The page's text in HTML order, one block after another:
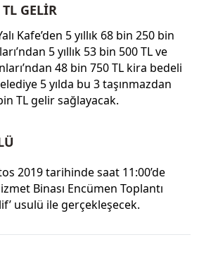
GELİR
Kafe’den 5 yıllık 68 bin 250 bin
5 yıllık 53 bin 500 TL ve
48 bin 750 TL kira bedeli
5 yılda bu 3 taşınmazdan
TL gelir sağlayacak.
2019 tarihinde saat 11:00’de
Binası Encümen Toplantı
usulü ile gerçekleşecek.